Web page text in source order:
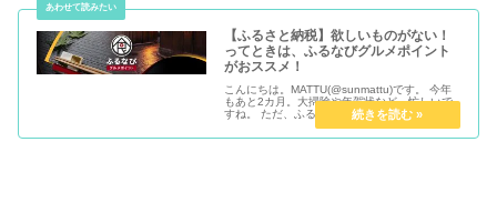
【ふるさと納税】欲しいものがない！
ってときは、ふるなびグルメポイント
がおススメ！
こんにちは。MATTU(@sunmattu)です。 今年
もあと2カ月。大掃除や年賀状など、忙しいで
すね。 ただ、ふるさと納税の今年分の受付期限
も、2017/12/31までと、迫っています。 ふる
さと納税とは？ 当サイトでは、ふるさと納税を